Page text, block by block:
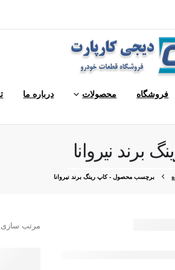
فروشگاه محصولات درباره ما
برند نیروانا
برچسب محصول -کاپ رینگ برند نیروانا
مرتب